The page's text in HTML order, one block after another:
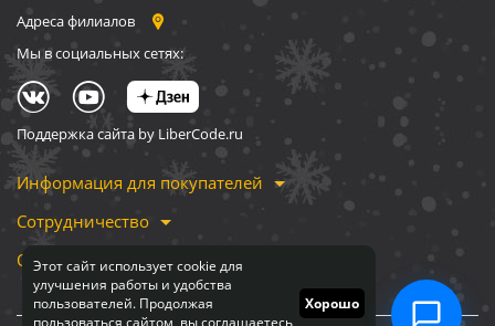
Этот сайт использует cookie для
улучшения работы и удобства
пользователей. Продолжая
пользоваться сайтом, вы соглашаетесь
Хорошо
Адреса филиалов
Мы в социальных сетях:
Поддержка сайта by LiberCode.ru
Информация для покупателей
Сотрудничество
О компании